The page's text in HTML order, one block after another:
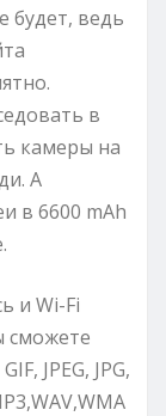
будет, ведь
в
камеры на
А
в 6600 mAh
и Wi-Fi
сможете
JPEG, JPG,